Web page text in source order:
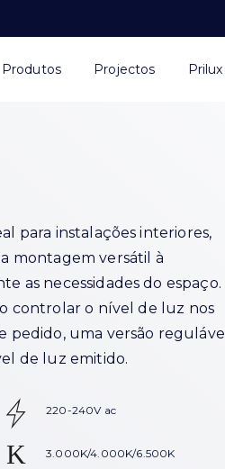
Produtos Projectos Prilux
para instalações interiores,
montagem versátil à
as necessidades do espaço.
controlar o nível de luz nos
pedido, uma versão regulável
de luz emitido.
220-240V ac
3.000K/4.000K/6.500K